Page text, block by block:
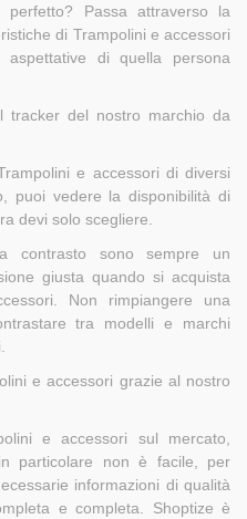
Passa attraverso la
di Trampolini e accessori
di quella persona
tracker del nostro marchio da
e accessori di diversi
puoi vedere la disponibilità di
devi solo scegliere.
contrasto sono sempre un
giusta quando si acquista
Non rimpiangere una
tra modelli e marchi
e accessori grazie al nostro
e accessori sul mercato,
particolare non è facile, per
informazioni di qualità
e completa. Shoptize è